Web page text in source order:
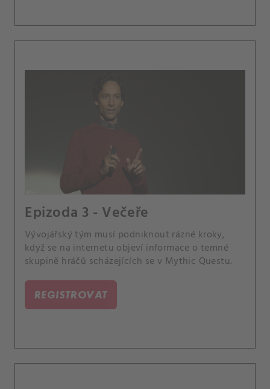
Epizoda 3 - Večeře
Vývojářský tým musí podniknout rázné kroky,
když se na internetu objeví informace o temné
skupině hráčů scházejících se v Mythic Questu.
REGISTROVAT